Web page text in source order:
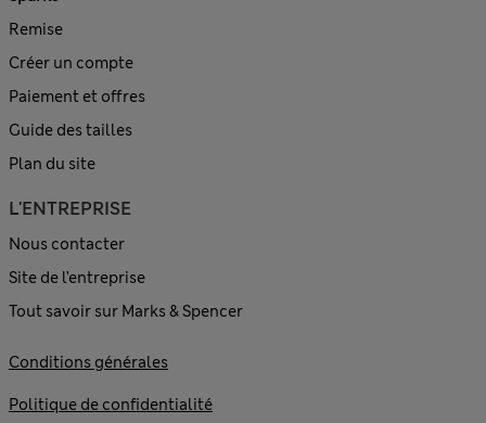
Remise
Créer un compte
Paiement et offres
Guide des tailles
Plan du site
L'ENTREPRISE
Nous contacter
Site de l’entreprise
Tout savoir sur Marks & Spencer
Conditions générales
Politique de confidentialité